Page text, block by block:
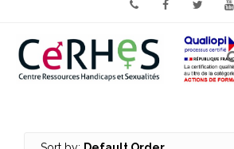
PhoneFacebookTwitter